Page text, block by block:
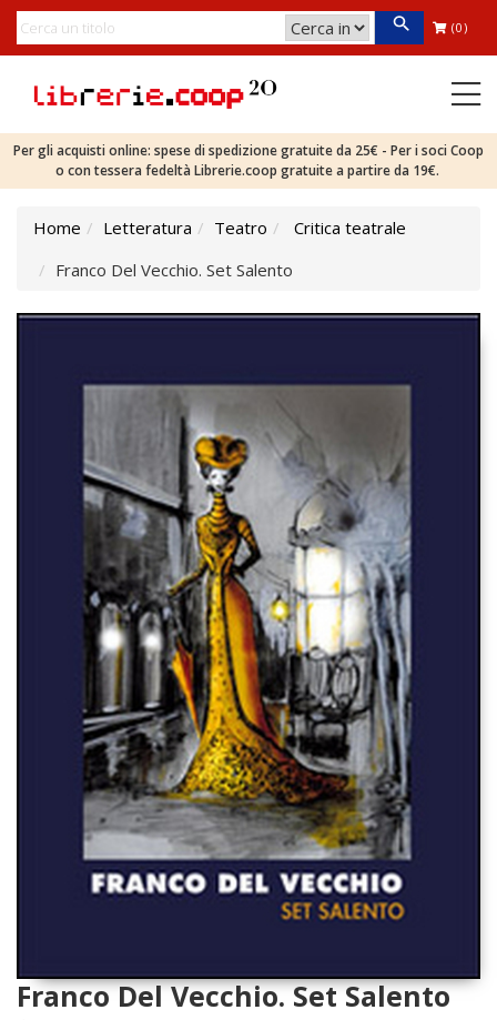
(0)
Per gli acquisti online: spese di spedizione gratuite da 25€ - Per i soci Coop
o con tessera fedeltà Librerie.coop gratuite a partire da 19€.
Home Letteratura Teatro
Critica teatrale
Franco Del Vecchio. Set Salento
Franco Del Vecchio. Set Salento